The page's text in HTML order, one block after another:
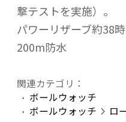
撃テストを実施）。
パワーリザーブ約38時
200m防水
関連カテゴリ：
ボールウォッチ
ボールウォッチ
ロ